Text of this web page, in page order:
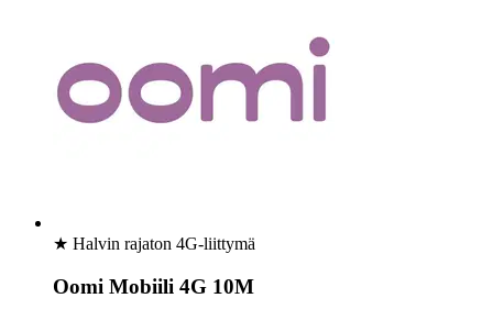
★ Halvin rajaton 4G-liittymä
Oomi Mobiili 4G 10M